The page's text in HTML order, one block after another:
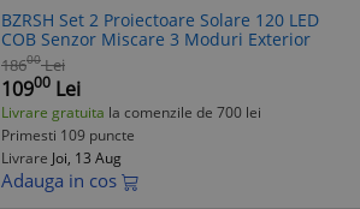
BZRSH Set 2 Proiectoare Solare 120 LED
COB Senzor Miscare 3 Moduri Exterior
18600 Lei
10900 Lei
Livrare gratuita la comenzile de 700 lei
Primesti 109 puncte
Livrare Joi, 13 Aug
Adauga in cos